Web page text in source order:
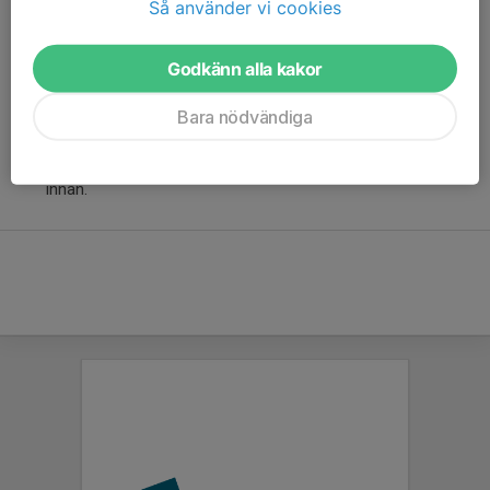
utrustningen innan! Det är
jobbigt för alla med en hjälm som sitter illa men för någon
med NPF kan det bli outhärdligt.
innan.
Så använder vi cookies
Godkänn alla kakor
Bara nödvändiga